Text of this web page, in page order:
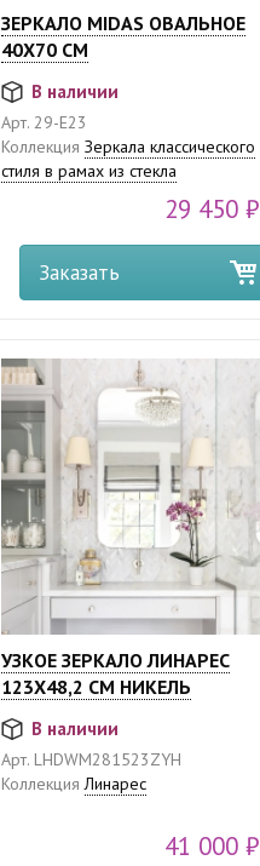
ЗЕРКАЛО MIDAS ОВАЛЬНОЕ
40X70 СМ
В наличии
Арт.29-E23
Коллекция Зеркала классического
стиля в рамах из стекла
29 450 ₽
Заказать
УЗКОЕ ЗЕРКАЛО ЛИНАРЕС
123Х48,2 СМ НИКЕЛЬ
В наличии
Арт.LHDWM281523ZYH
Коллекция Линарес
41 000 ₽